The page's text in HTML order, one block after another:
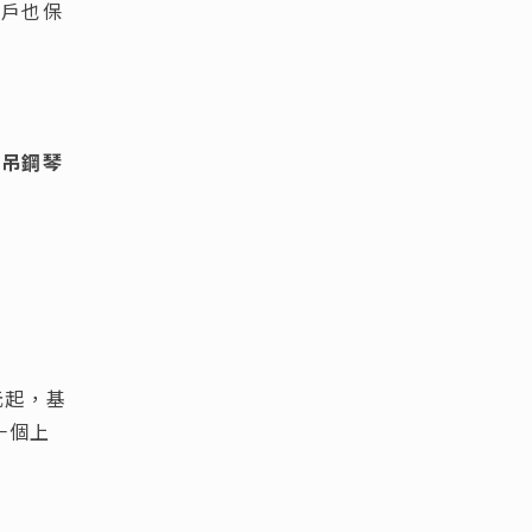
也保
鋼琴
，基
個上